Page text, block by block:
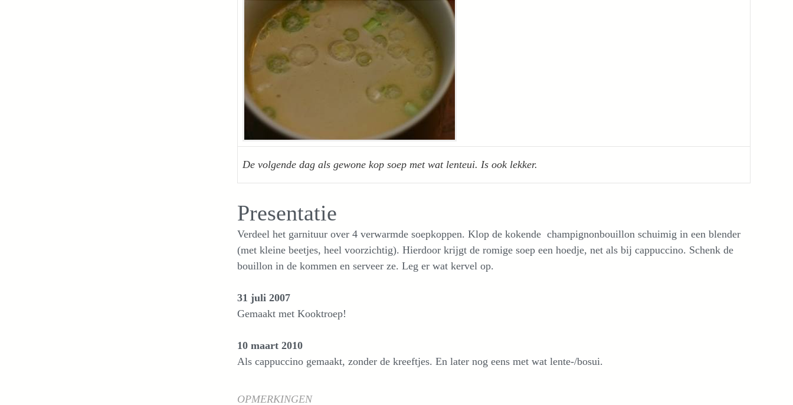
De volgende dag als gewone kop soep met wat lenteui. Is ook lekker.
Presentatie
Verdeel het garnituur over 4 verwarmde soepkoppen. Klop de kokende champignonbouillon schuimig in een blender
(met kleine beetjes, heel voorzichtig). Hierdoor krijgt de romige soep een hoedje, net als bij cappuccino. Schenk de
bouillon in de kommen en serveer ze. Leg er wat kervel op.
31 juli 2007
Gemaakt met Kooktroep!
10 maart 2010
Als cappuccino gemaakt, zonder de kreeftjes. En later nog eens met wat lente-/bosui.
OPMERKINGEN